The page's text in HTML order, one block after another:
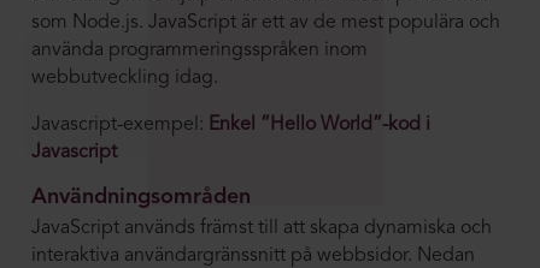
som Node.js. JavaScript är ett av de mest populära och
använda programmeringsspråken inom
webbutveckling idag.
Javascript-exempel: Enkel ”Hello World”-kod i
Javascript
Användningsområden
JavaScript används främst till att skapa dynamiska och
interaktiva användargränssnitt på webbsidor. Nedan